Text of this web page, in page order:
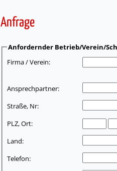
Anfrage
Anfordernder Betrieb/Verein/
Firma / Verein:
Ansprechpartner:
Straße, Nr:
PLZ, Ort:
Land:
Telefon: